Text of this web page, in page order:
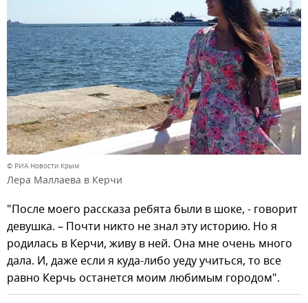
© РИА Новости Крым
Лера Маллаева в Керчи
"После моего рассказа ребята были в шоке, - говорит
девушка. – Почти никто не знал эту историю. Но я
родилась в Керчи, живу в ней. Она мне очень много
дала. И, даже если я куда-либо уеду учиться, то все
равно Керчь останется моим любимым городом".